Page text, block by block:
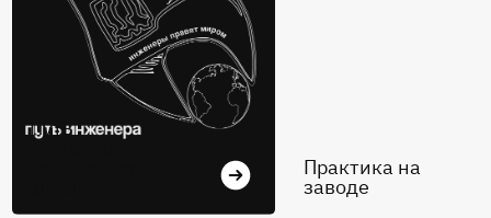
Путь
инженера
Практика на
заводе